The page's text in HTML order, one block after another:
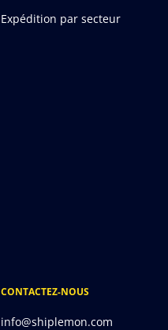
Expédition par secteur
CONTACTEZ-NOUS
info@shiplemon.com